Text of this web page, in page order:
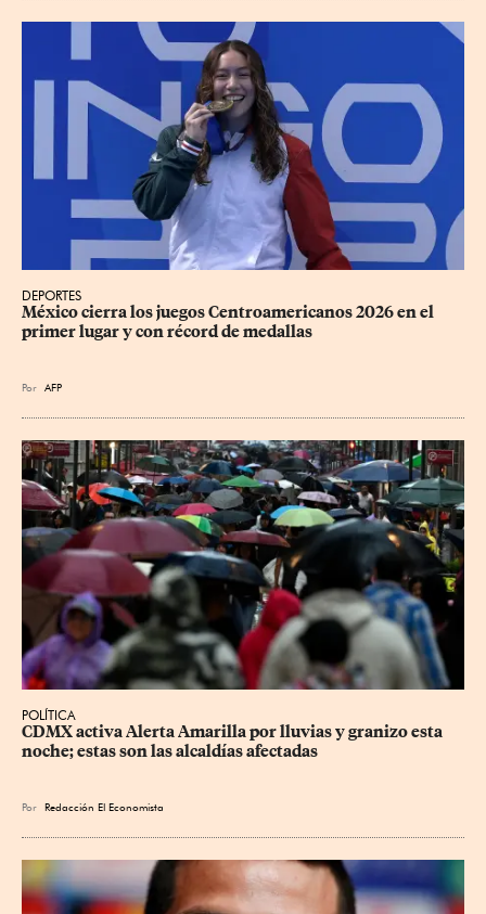
DEPORTES
México cierra los juegos Centroamericanos 2026 en el
primer lugar y con récord de medallas
Por AFP
POLÍTICA
CDMX activa Alerta Amarilla por lluvias y granizo esta
noche; estas son las alcaldías afectadas
Por Redacción El Economista